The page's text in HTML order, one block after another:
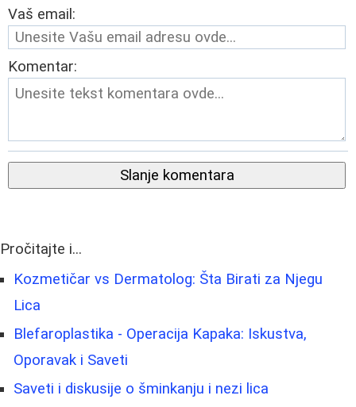
Vaš email:
Komentar:
Slanje komentara
Pročitajte i...
Kozmetičar vs Dermatolog: Šta Birati za Njegu
Lica
Blefaroplastika - Operacija Kapaka: Iskustva,
Oporavak i Saveti
Saveti i diskusije o šminkanju i nezi lica